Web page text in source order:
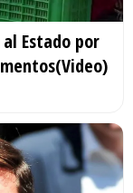
Estado por